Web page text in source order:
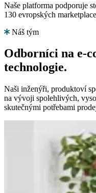
Naše platforma podporuje
130 evropských
Náš tým
Odborníci na e-
technologie.
Naši inženýři, produktoví
na vývoji spolehlivých,
skutečnými potřebami